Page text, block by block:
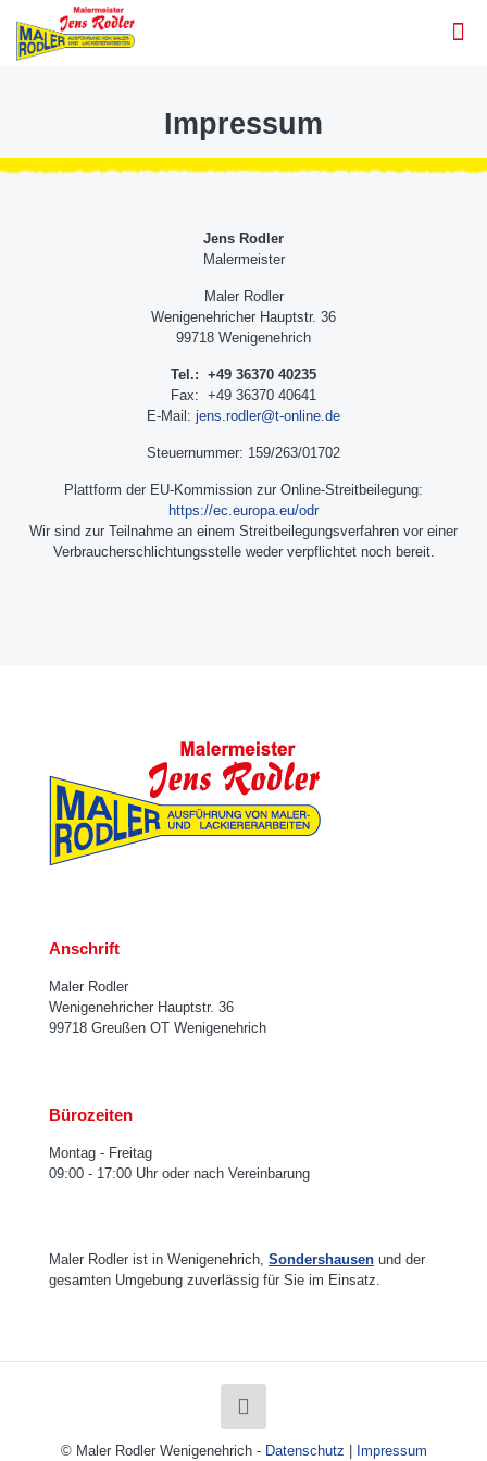
Impressum
Jens Rodler
Malermeister
Maler Rodler
Wenigenehricher Hauptstr. 36
99718 Wenigenehrich
Tel.: +49 36370 40235
Fax: +49 36370 40641
E-Mail: jens.rodler@t-online.de
Steuernummer: 159/263/01702
Plattform der EU-Kommission zur Online-Streitbeilegung:
https://ec.europa.eu/odr
Wir sind zur Teilnahme an einem Streitbeilegungsverfahren vor einer
Verbraucherschlichtungsstelle weder verpflichtet noch bereit.
Anschrift
Maler Rodler
Wenigenehricher Hauptstr. 36
99718 Greußen OT Wenigenehrich
Bürozeiten
Montag - Freitag
09:00 - 17:00 Uhr oder nach Vereinbarung
Maler Rodler ist in Wenigenehrich, Sondershausen und der
gesamten Umgebung zuverlässig für Sie im Einsatz.
© Maler Rodler Wenigenehrich - Datenschutz Impressum